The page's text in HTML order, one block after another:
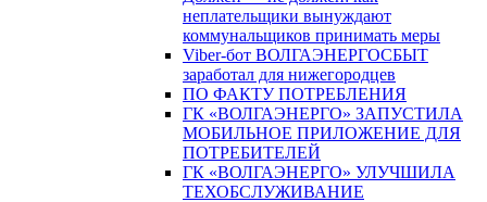
неплательщики вынуждают
коммунальщиков принимать меры
Viber-бот ВОЛГАЭНЕРГОСБЫТ
заработал для нижегородцев
ПО ФАКТУ ПОТРЕБЛЕНИЯ
ГК «ВОЛГАЭНЕРГО» ЗАПУСТИЛА
МОБИЛЬНОЕ ПРИЛОЖЕНИЕ ДЛЯ
ПОТРЕБИТЕЛЕЙ
ГК «ВОЛГАЭНЕРГО» УЛУЧШИЛА
ТЕХОБСЛУЖИВАНИЕ